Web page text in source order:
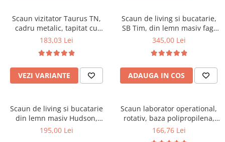
Saltele cu arcuri impachetate
individual
Saltele Memory Pocket
Saltele Memory Foam
Saltele Memory Pocket
Saltele cu plasa arcuri
Saltele cu spuma
Saltele cu spuma poliuretanica
Paturi
Seturi de pat si saltea
Masute de toaleta
Mobilier living
Scaune pentru living
Comode living
Set mese plus scaune
Scaune birou
Scaune profesionale
Scaune resigilate
Scaune conferinta
Scaune terasa si outdoor
Scaun vizitator Taurus TN,
cadru metalic, tapitat cu
stofa, stivuibil, 120 kg, negru
183,03 Lei
VEZI VARIANTE
Scaun de living si bucatarie,
SB Tim, din lemn masiv fag,
tapiterie stofa, lacuit, 120 kg,
345,00 Lei
ADAUGA IN COS
Scaun de living si bucatarie
din lemn masiv Hudson,
tapiterie stofa,100 kg,
195,00 Lei
Scaun laborator operational,
rotativ, baza polipropilena,
piele ecologica, inaltime
166,76 Lei